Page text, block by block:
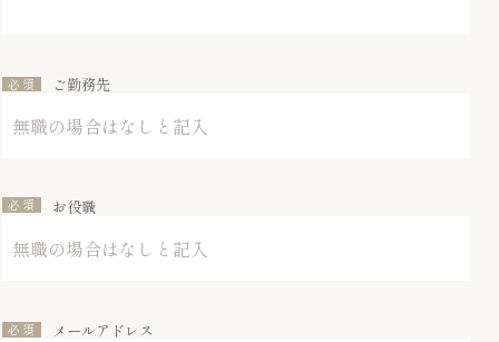
ご勤務先
お役職
メールアドレス